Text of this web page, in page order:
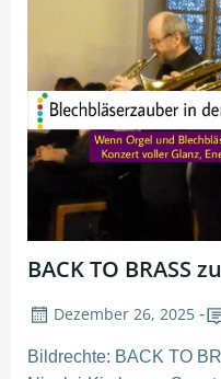
BACK TO BRASS
Dezember 26, 2025 -
Bildrechte: BACK TO